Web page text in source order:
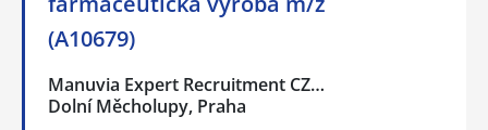
(A10679)
Manuvia Expert Recruitment CZ…
Dolní Měcholupy, Praha